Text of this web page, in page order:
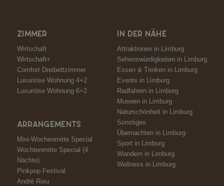
ZIMMER
Wirtschaft
Wirtschaft+
Comfort Dreibettzimmer
Luxuriöse Wohnung 4+2
Luxuriöse Wohnung 6+2
ARRANGEMENTS
Mini-Wochenmitte Special
Wochtenmitte Special (4
Nächte)
Pinkpop Festival
André Rieu
IN DER NÄHE
Attraktionen in Limburg
Sehenswürdigkeiten in Limburg
Essen & Trinken in Limburg
Events in Limburg
Radfahren in Limburg
Museen in Limburg
Naturschönheit in Limburg
Sonstiges
Übernachten in Limburg
Sport in Limburg
Wandern in Limburg
Wellness in Limburg